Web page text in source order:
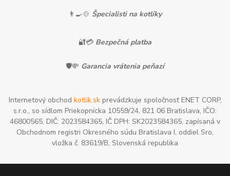
👨‍🍳🍲 Špecialisti na kotlíky
🔐💳 Bezpečná platba
🛡️💸 Garancia vrátenia peňazí
Internetový obchod kotlik.skprevádzkuje spoločnosť ENET CORP,
s.r.o., so sídlom Priekopnícka 10559/24, 821 06 Bratislava, IČO:
46800565, DIČ: 2023584365, IČ DPH: SK2023584365, zapísaná v
Obchodnom registri Okresného súdu Bratislava I, oddiel Sro,
vložka č. 83619/B, Slovenská republika